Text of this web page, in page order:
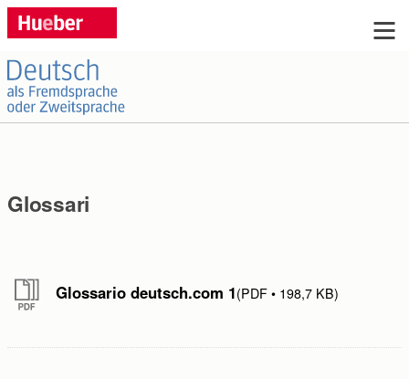
Glossari
Glossario deutsch.com 1 PDF 198,7 KB
Sie haben Fragen?
Sig.ra
Sig ohne keine